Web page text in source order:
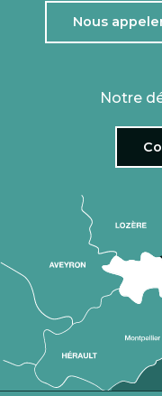
Nous
Notre